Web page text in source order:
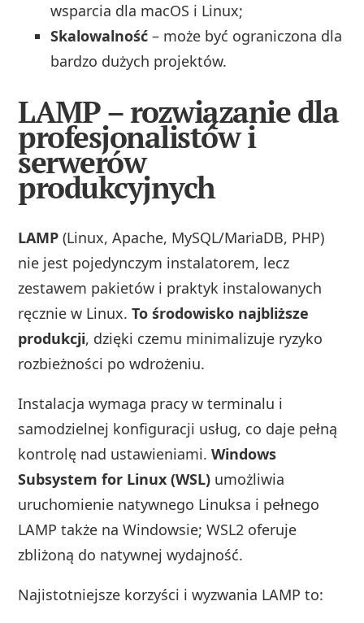
wsparcia dla macOS i Linux;
Skalowalność – może być ograniczona dla
bardzo dużych projektów.
LAMP – rozwiązanie dla
profesjonalistów i
serwerów
produkcyjnych
LAMP (Linux, Apache, MySQL/MariaDB, PHP)
nie jest pojedynczym instalatorem, lecz
zestawem pakietów i praktyk instalowanych
ręcznie w Linux.To środowisko najbliższe
produkcji, dzięki czemu minimalizuje ryzyko
rozbieżności po wdrożeniu.
Instalacja wymaga pracy w terminalu i
samodzielnej konfiguracji usług, co daje pełną
kontrolę nad ustawieniami.Windows
Subsystem for Linux (WSL) umożliwia
uruchomienie natywnego Linuksa i pełnego
LAMP także na Windowsie; WSL2 oferuje
zbliżoną do natywnej wydajność.
Najistotniejsze korzyści i wyzwania LAMP to: